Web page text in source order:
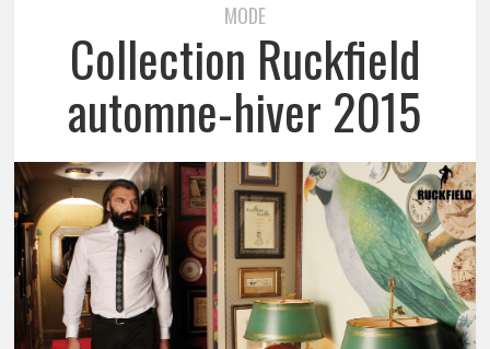
MODE
Collection Ruckfield
automne-hiver 2015